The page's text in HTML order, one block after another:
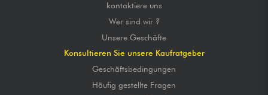
kontaktiere uns
Wer sind wir ?
Unsere Geschäfte
Konsultieren Sie unsere Kaufratgeber
Geschäftsbedingungen
Häufig gestellte Fragen